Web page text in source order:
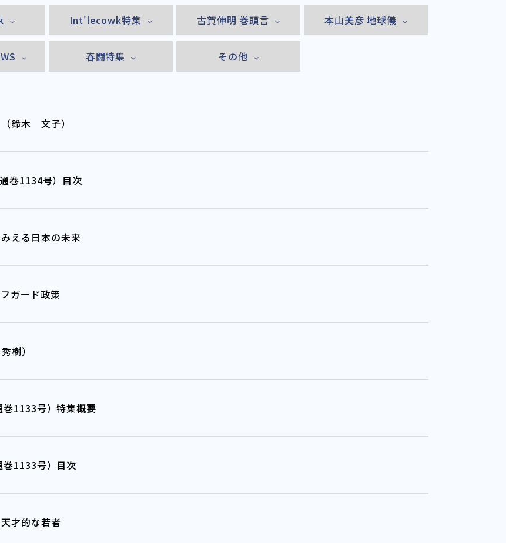
Int'lecowk特集 古賀伸明 巻頭言 本山美彦 地球儀
春闘特集 その他
鈴木 文子）
巻1134号）目次
える日本の未来
ガード政策
樹）
1133号）特集概要
1133号）目次
才的な若者